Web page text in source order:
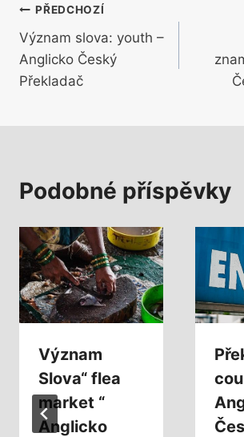
Navigace
pro
příspěvek
PŘEDCHOZÍ
Význam slova: youth –
Anglicko Český
Překladač
Podobné příspěvky
Význam
Slova“ flea
market “
Anglicko